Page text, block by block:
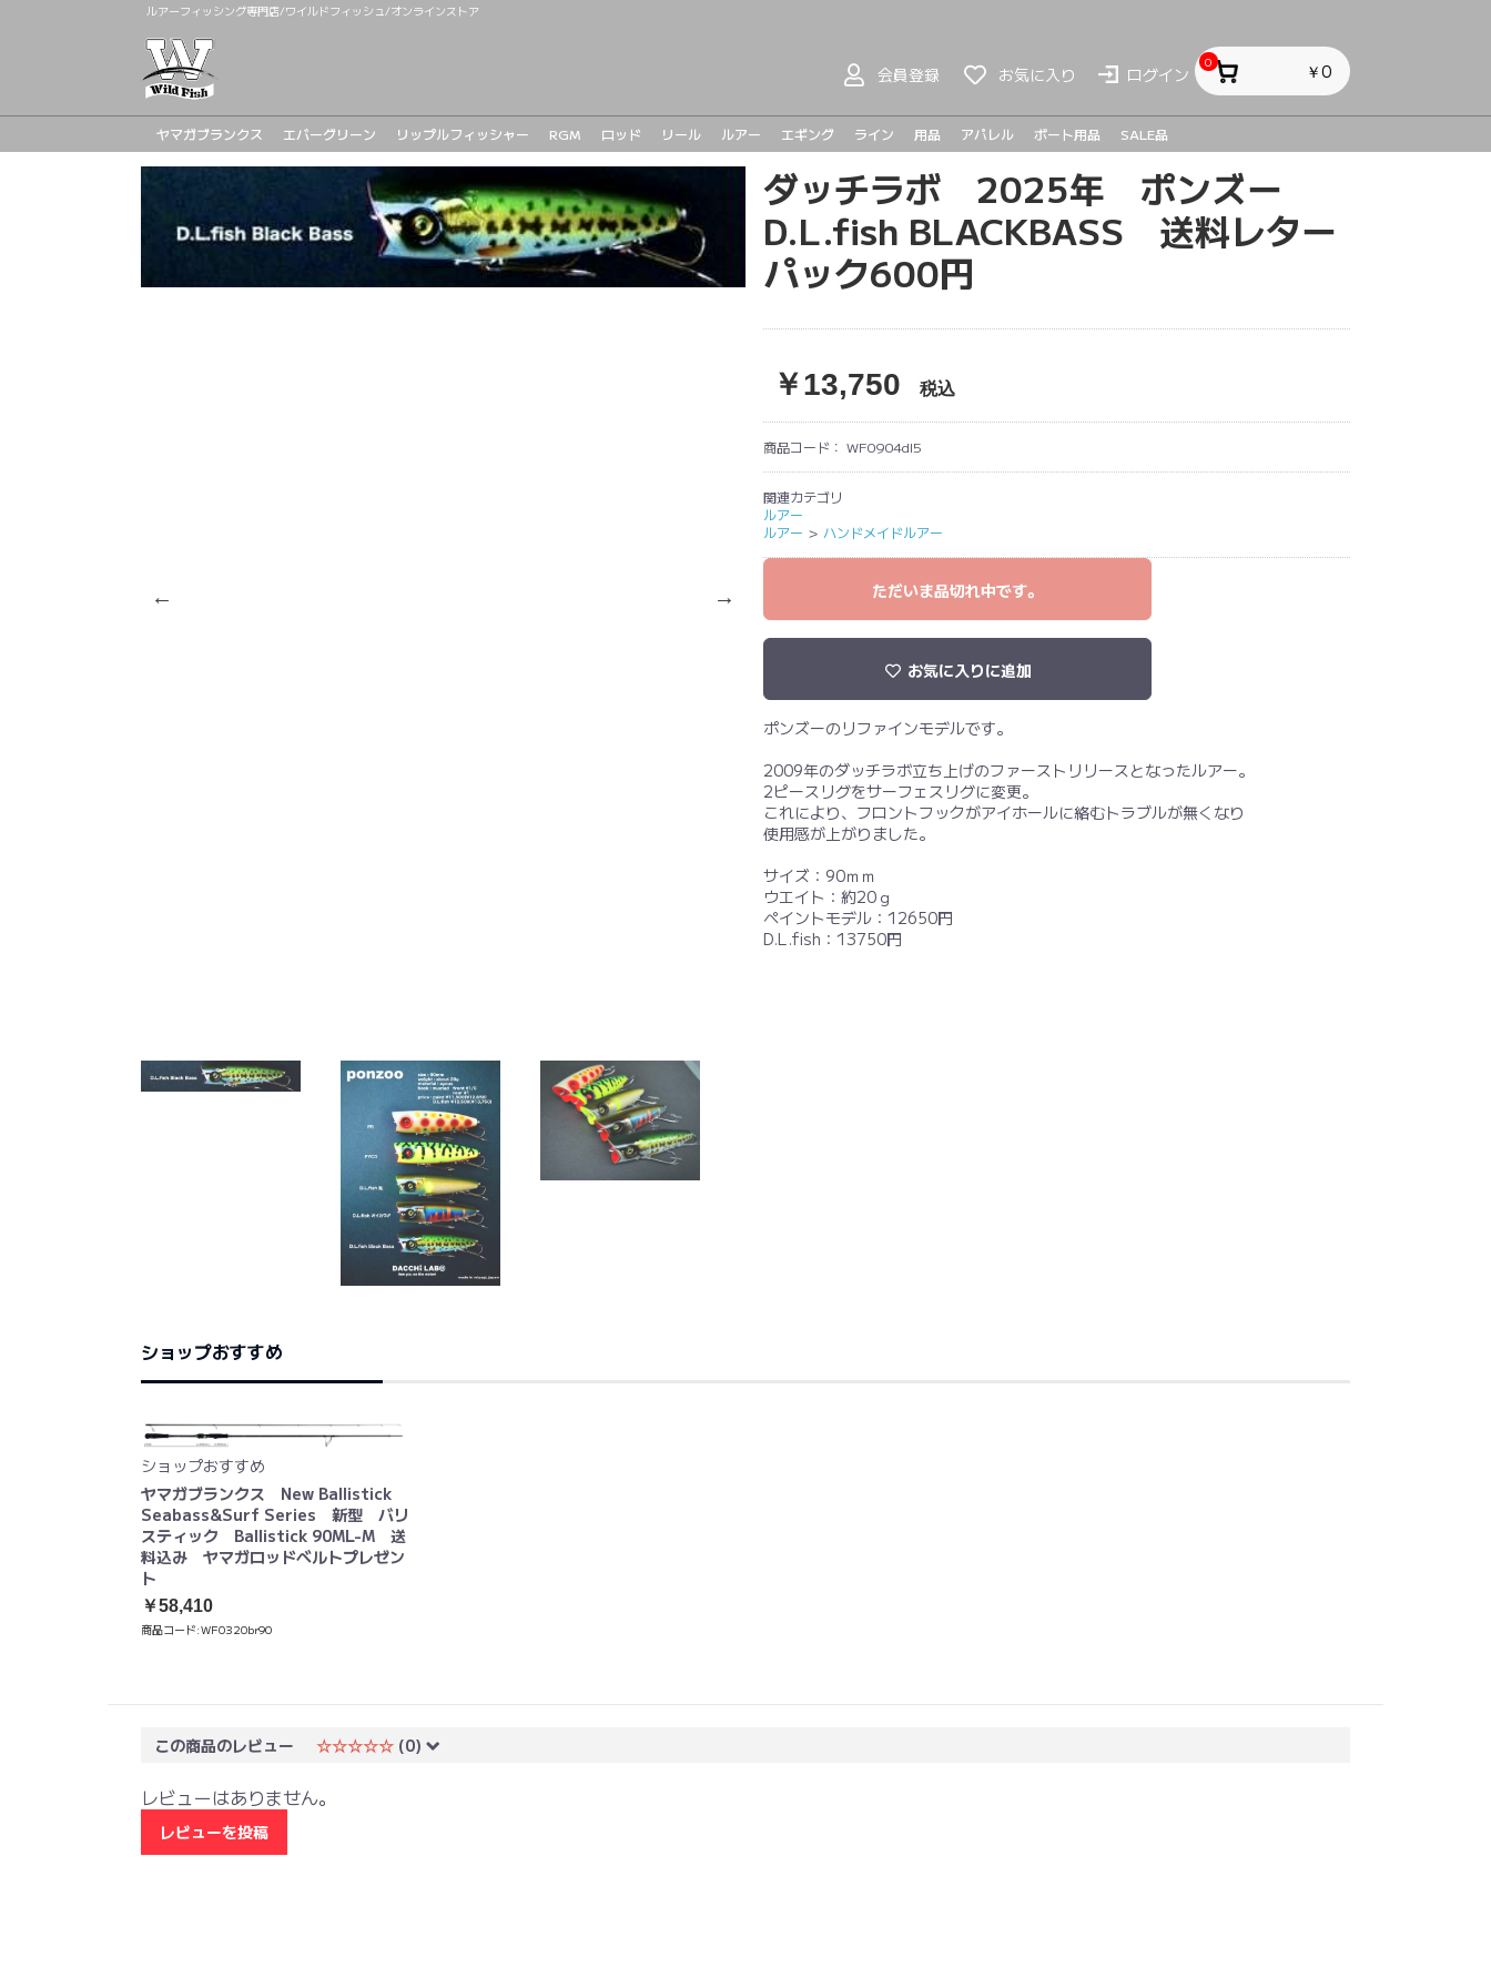
ルアーフィッシング専門店/ワイルドフィッシュ/オンラインストア
会員登録 お気に入り ログイン
0 ￥0
ヤマガブランクス エバーグリーン リップルフィッシャー RGM
ロッド
ヤマガブランクス
BOMBADA
バスロッド
シーバスロッド
ジギングロッド
エギングロッド
ライトゲームロッド
リール
ベイトリール
スピニングリール
ルアー
プラドコ
ヘドン
ハンドメイドルアー
バスルアー
シーバスルアー
ライトゲーム
メタルジグ
トラウト
エギング ライン 用品 アパレル ボート用品 SALE品
ダッチラボ 2025年 ポンズー
D.L.fish BLACKBASS 送料レター
パック600円
￥13,750 税込
商品コード： WF0904dl5
関連カテゴリ
ルアー
ルアー ＞ ハンドメイドルアー
ただいま品切れ中です。
お気に入りに追加
ポンズーのリファインモデルです。
2009年のダッチラボ立ち上げのファーストリリースとなったルアー。
2ピースリグをサーフェスリグに変更。
これにより、フロントフックがアイホールに絡むトラブルが無くなり
使用感が上がりました。
サイズ：90ｍｍ
ウエイト：約20ｇ
ペイントモデル：12650円
D.L.fish：13750円
ショップおすすめ
ショップおすすめ
ヤマガブランクス New Ballistick
Seabass&Surf Series 新型 バリ
スティック Ballistick 90ML-M 送
料込み ヤマガロッドベルトプレゼン
ト
￥58,410
商品コード:WF0320br90
この商品のレビュー ☆☆☆☆☆ (0)
レビューはありません。
レビューを投稿